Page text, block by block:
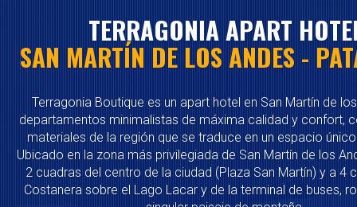
TERRAGONIA APART
SAN MARTÍN DE LOS ANDES -
Terragonia Boutique es un apart hotel en San Martín de
departamentos minimalistas de máxima calidad y confort,
materiales de la región que se traduce en un espacio
Ubicado en la zona más privilegiada de San Martín de los
2 cuadras del centro de la ciudad (Plaza San Martín) y a 4
Costanera sobre el Lago Lacar y de la terminal de buses,